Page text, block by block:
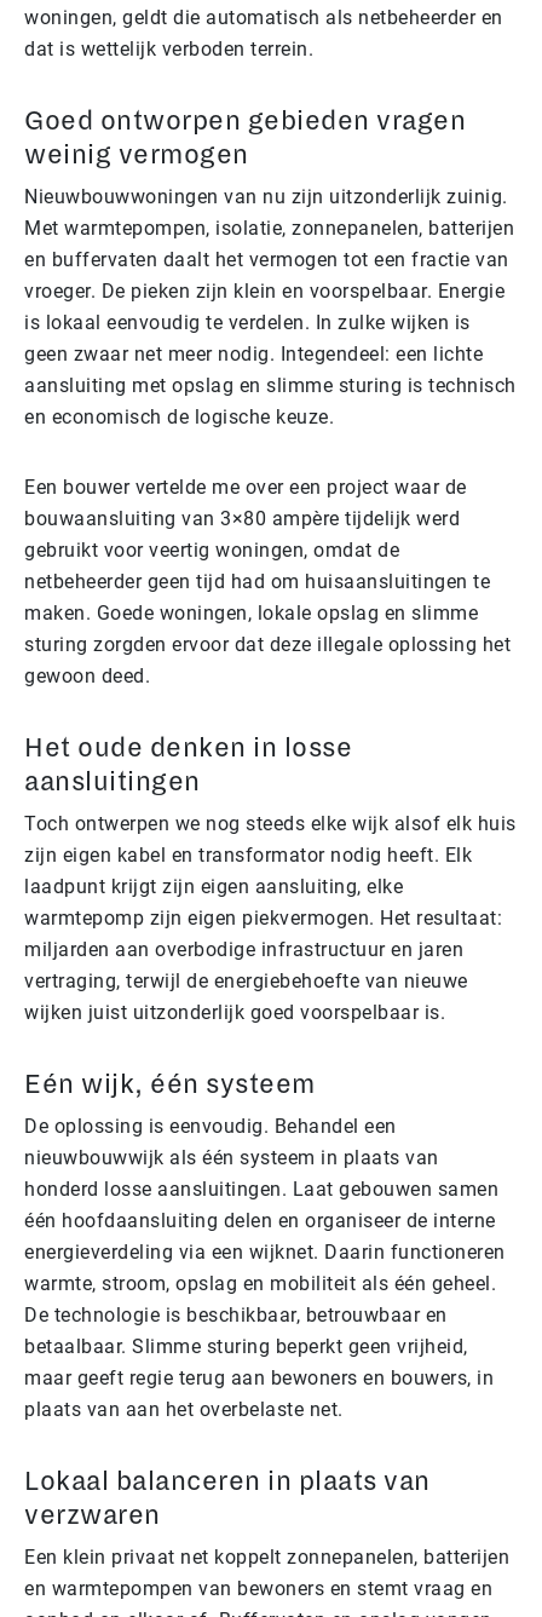
woningen, geldt die automatisch als netbeheerder en
dat is wettelijk verboden terrein.
Goed ontworpen gebieden vragen
weinig vermogen
Nieuwbouwwoningen van nu zijn uitzonderlijk zuinig.
Met warmtepompen, isolatie, zonnepanelen, batterijen
en buffervaten daalt het vermogen tot een fractie van
vroeger. De pieken zijn klein en voorspelbaar. Energie
is lokaal eenvoudig te verdelen. In zulke wijken is
geen zwaar net meer nodig. Integendeel: een lichte
aansluiting met opslag en slimme sturing is technisch
en economisch de logische keuze.
Een bouwer vertelde me over een project waar de
bouwaansluiting van 3×80 ampère tijdelijk werd
gebruikt voor veertig woningen, omdat de
netbeheerder geen tijd had om huisaansluitingen te
maken. Goede woningen, lokale opslag en slimme
sturing zorgden ervoor dat deze illegale oplossing het
gewoon deed.
Het oude denken in losse
aansluitingen
Toch ontwerpen we nog steeds elke wijk alsof elk huis
zijn eigen kabel en transformator nodig heeft. Elk
laadpunt krijgt zijn eigen aansluiting, elke
warmtepomp zijn eigen piekvermogen. Het resultaat:
miljarden aan overbodige infrastructuur en jaren
vertraging, terwijl de energiebehoefte van nieuwe
wijken juist uitzonderlijk goed voorspelbaar is.
Eén wijk, één systeem
De oplossing is eenvoudig. Behandel een
nieuwbouwwijk als één systeem in plaats van
honderd losse aansluitingen. Laat gebouwen samen
één hoofdaansluiting delen en organiseer de interne
energieverdeling via een wijknet. Daarin functioneren
warmte, stroom, opslag en mobiliteit als één geheel.
De technologie is beschikbaar, betrouwbaar en
betaalbaar. Slimme sturing beperkt geen vrijheid,
maar geeft regie terug aan bewoners en bouwers, in
plaats van aan het overbelaste net.
Lokaal balanceren in plaats van
verzwaren
Een klein privaat net koppelt zonnepanelen, batterijen
en warmtepompen van bewoners en stemt vraag en